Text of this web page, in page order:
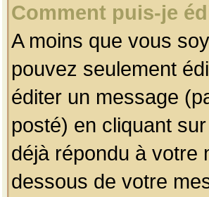
Comment puis-je
A moins que vous
pouvez seulement
éditer un message
posté) en cliquant
déjà répondu à votre
dessous de votre